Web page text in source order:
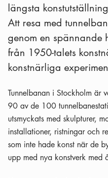
längsta
Att resa med
genom en spännande
från 1950-talets
konstnärliga
Tunnelbanan i Stockholm är
90 av de 100
utsmyckats med skulpturer,
installationer, ristningar och
som inte hade konst när de
upp med nya konstverk med